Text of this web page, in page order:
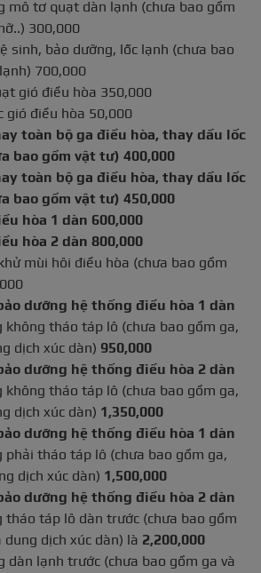
mô tơ quạt dàn lạnh (chưa bao gồm
300,000
sinh, bảo dưỡng, lốc lạnh (chưa bao
700,000
gió điều hòa 350,000
gió điều hòa 50,000
toàn bộ ga điều hòa, thay dầu lốc
bao gồm vật tư) 400,000
toàn bộ ga điều hòa, thay dầu lốc
bao gồm vật tư) 450,000
hòa 1 dàn 600,000
hòa 2 dàn 800,000
mùi hôi điều hòa (chưa bao gồm
dưỡng hệ thống điều hòa 1 dàn
không tháo táp lô (chưa bao gồm ga,
dịch xúc dàn) 950,000
dưỡng hệ thống điều hòa 2 dàn
không tháo táp lô (chưa bao gồm ga,
dịch xúc dàn) 1,350,000
dưỡng hệ thống điều hòa 1 dàn
phải tháo táp lô (chưa bao gồm ga,
dịch xúc dàn) 1,500,000
dưỡng hệ thống điều hòa 2 dàn
tháo táp lô dàn trước (chưa bao gồm
dịch xúc dàn) là 2,200,000
dàn lạnh trước (chưa bao gồm ga và